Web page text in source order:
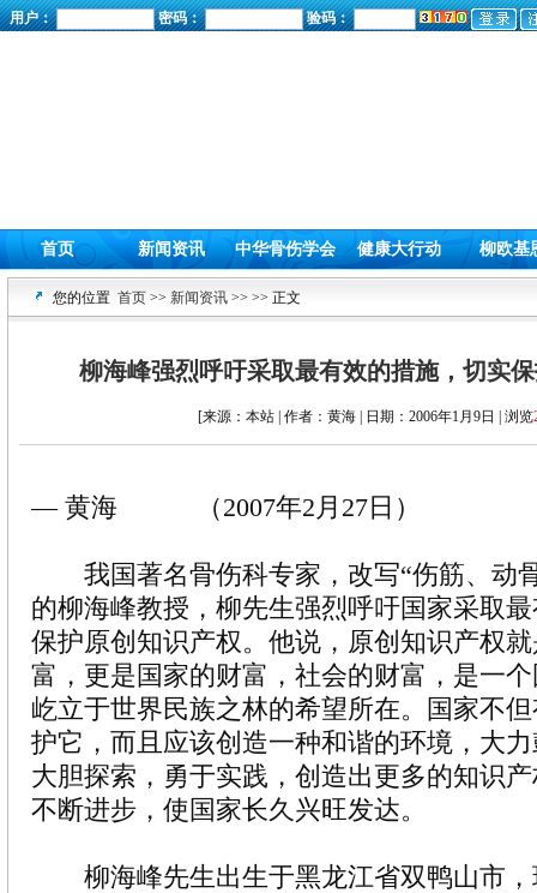
用户： 密码： 验码：
首页 新闻资讯 中华骨伤学会 健康大行动 柳欧基
您的位置 首页 >> 新闻资讯 >> >> 正文
柳海峰强烈呼吁采取最有效的措施，切实
[来源：本站 | 作者：黄海 | 日期：2006年1月9日 | 浏览
— 黄海 （2007年2月27日）
我国著名骨伤科专家，改写“伤筋、动
的柳海峰教授，柳先生强烈呼吁国家采取
保护原创知识产权。他说，原创知识产权
富，更是国家的财富，社会的财富，是一
屹立于世界民族之林的希望所在。国家不
护它，而且应该创造一种和谐的环境，大
大胆探索，勇于实践，创造出更多的知识
不断进步，使国家长久兴旺发达。
柳海峰先生出生于黑龙江省双鸭山市，